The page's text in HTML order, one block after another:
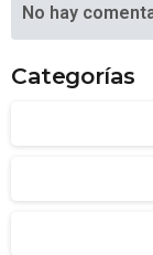
No hay
Categorías